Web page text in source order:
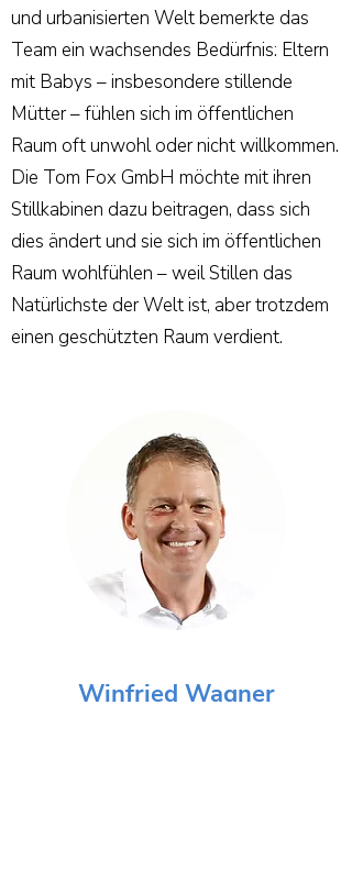
und urbanisierten Welt bemerkte das
Team ein wachsendes Bedürfnis: Eltern
mit Babys – insbesondere stillende
Mütter – fühlen sich im öffentlichen
Raum oft unwohl oder nicht willkommen.
Die Tom Fox GmbH möchte mit ihren
Stillkabinen dazu beitragen, dass sich
dies ändert und sie sich im öffentlichen
Raum wohlfühlen – weil Stillen das
Natürlichste der Welt ist, aber trotzdem
einen geschützten Raum verdient.
Winfried Wagner